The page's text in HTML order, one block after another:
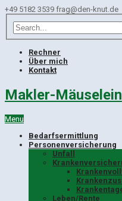
+49 5182 3539 frag@den-knut.de
Rechner
Über mich
Kontakt
Makler-Mäuselein
Menu
Bedarfsermittlung
Personenversicherung
Unfall
Leben/Rente